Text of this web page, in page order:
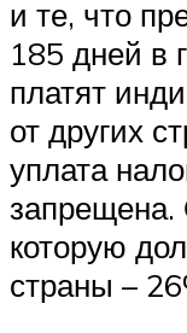
и те, что
185 дней в
платят
от других
уплата
которую
страны –